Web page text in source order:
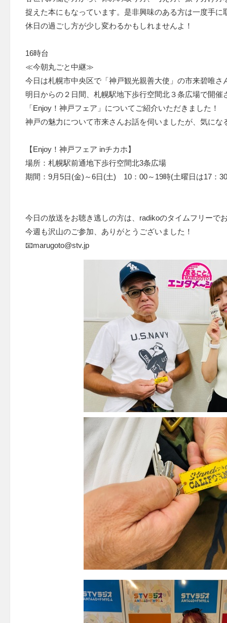
捉えた本にもなっています。是非興味のある方は一度手
休日の過ごし方が少し変わるかもしれませんよ！
16時台
≪今朝丸ごと中継≫
今日は札幌市中央区で「神戸観光親善大使」の市来碧唯さ
明日からの２日間、札幌駅地下歩行空間北３条広場で開催
「Enjoy！神戸フェア」についてご紹介いただきました！
神戸の魅力について市来さんお話を伺いましたが、気にな
【Enjoy！神戸フェア inチカホ】
場所：札幌駅前通地下歩行空間北3条広場
期間：9月5日(金)～6日(土) 10：00～19時(土曜日は17：
今日の放送をお聴き逃しの方は、radikoのタイムフリーで
今週も沢山のご参加、ありがとうございました！
📧marugoto@stv.jp